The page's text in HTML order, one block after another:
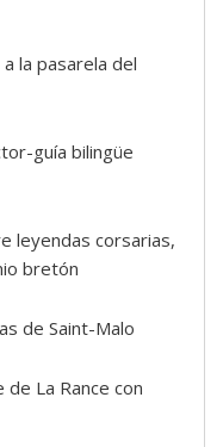
la pasarela del
guía bilingüe
leyendas corsarias,
bretón
de Saint-Malo
de La Rance con